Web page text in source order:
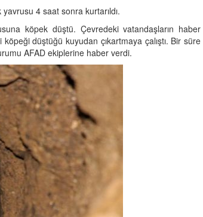
4 saat sonra kurtarıldı.
köpek düştü. Çevredeki vatandaşların haber
düştüğü kuyudan çıkartmaya çalıştı. Bir süre
AFAD ekiplerine haber verdi.
Köpeklerde Kulak ve Göz
Temizliği: Adım Adım Rehber
15.10.2025
Köpek Sporları: Agility Nedir?
Köpeğinizle Spor Yapmanın
Yolları
11.10.2025
Ev Yapımı Köpek Mamaları:
Sağlıklı Tarifler ve Bilmeniz
Gerekenler